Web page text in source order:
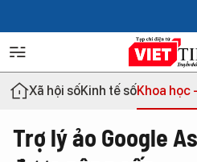
Xã hội sốKinh tế sốKhoa học
Trợ lý ảo Google